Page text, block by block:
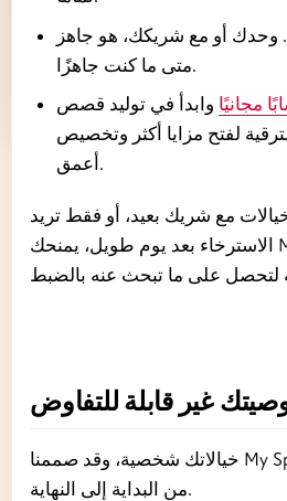
أو مع شريكك، هو جاهز
متى ما كنت جاهزًا.
مجانيًا وابدأ في توليد قصص
لفتح مزايا أكثر وتخصيص
أعمق.
مع شريك بعيد، أو فقط تريد
الاسترخاء بعد يوم طويل، يمنحك My Spicy Vanilla طريقة
غير قابلة للتفاوض
خيالاتك شخصية، وقد صممنا My Spicy Vanilla ليحترم ذلك
من البداية إلى النهاية.